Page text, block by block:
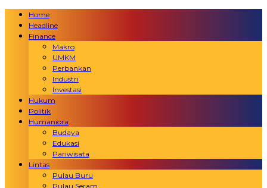
Home
Headline
Finance
Makro
UMKM
Perbankan
Industri
Investasi
Hukum
Politik
Humaniora
Budaya
Edukasi
Pariwisata
Lintas
Pulau Buru
Pulau Seram